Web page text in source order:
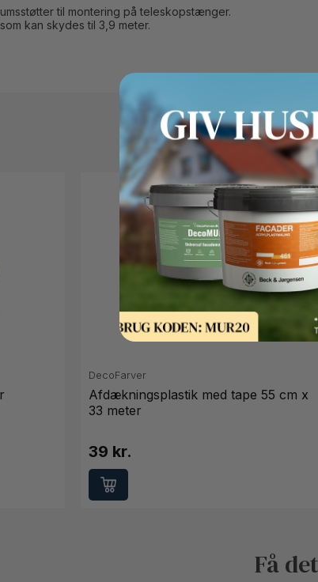
til montering på teleskopstænger.
kan skydes til 3,9 meter.
Andre
DecoFarver
Afdækningsplastik med tape 55 cm x
33 meter
39 kr.
Få